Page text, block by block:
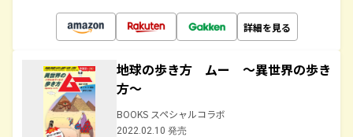
詳細を見る
地球の歩き方 ムー ～異世界の歩き
方～
BOOKS スペシャルコラボ
2022.02.10 発売